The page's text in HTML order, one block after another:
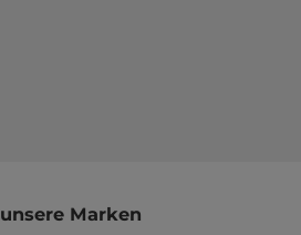
unsere Marken